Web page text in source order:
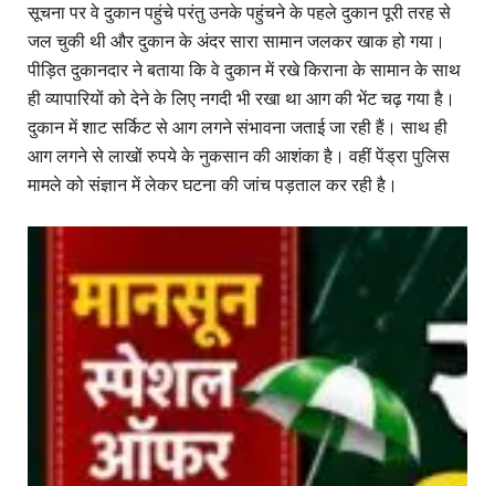
सूचना पर वे दुकान पहुंचे परंतु उनके पहुंचने के पहले दुकान पूरी तरह से
जल चुकी थी और दुकान के अंदर सारा सामान जलकर खाक हो गया।
पीड़ित दुकानदार ने बताया कि वे दुकान में रखे किराना के सामान के साथ
ही व्यापारियों को देने के लिए नगदी भी रखा था आग की भेंट चढ़ गया है।
दुकान में शाट सर्किट से आग लगने संभावना जताई जा रही हैं। साथ ही
आग लगने से लाखों रुपये के नुकसान की आशंका है। वहीं पेंड्रा पुलिस
मामले को संज्ञान में लेकर घटना की जांच पड़ताल कर रही है।